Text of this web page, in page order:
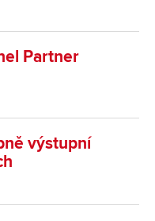
Partner
výstupní